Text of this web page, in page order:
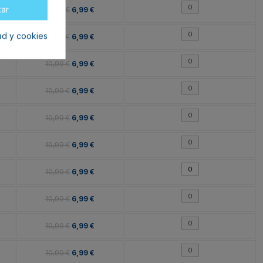
10,99 € 6,99 €
10,99 € 6,99 €
10,99 € 6,99 €
10,99 € 6,99 €
10,99 € 6,99 €
10,99 € 6,99 €
10,99 € 6,99 €
10,99 € 6,99 €
10,99 € 6,99 €
10,99 € 6,99 €
y cookies